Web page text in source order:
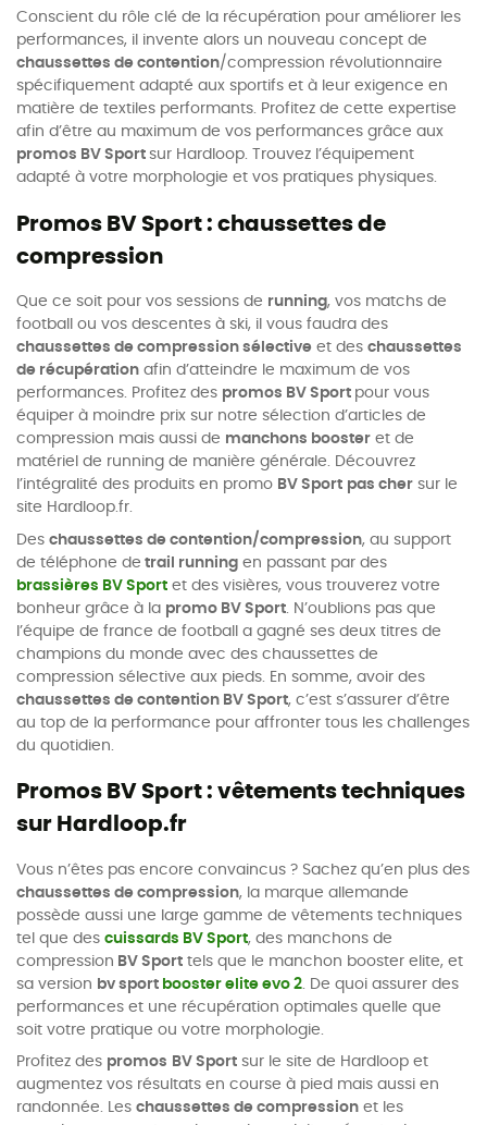
Conscient du rôle clé de la récupération pour améliorer les
performances, il invente alors un nouveau concept de
chaussettes de contention/compression révolutionnaire
spécifiquement adapté aux sportifs et à leur exigence en
matière de textiles performants. Profitez de cette expertise
afin d’être au maximum de vos performances grâce aux
promos BV Sport sur Hardloop. Trouvez l’équipement
adapté à votre morphologie et vos pratiques physiques.
Promos BV Sport : chaussettes de
compression
Que ce soit pour vos sessions de running, vos matchs de
football ou vos descentes à ski, il vous faudra des
chaussettes de compression sélective et des chaussettes
de récupération afin d’atteindre le maximum de vos
performances. Profitez des promos BV Sport pour vous
équiper à moindre prix sur notre sélection d’articles de
compression mais aussi de manchons booster et de
matériel de running de manière générale. Découvrez
l’intégralité des produits en promo BV Sport pas cher sur le
site Hardloop.fr.
Des chaussettes de contention/compression, au support
de téléphone de trail running en passant par des
brassières BV Sport et des visières, vous trouverez votre
bonheur grâce à la promo BV Sport . N’oublions pas que
l’équipe de france de football a gagné ses deux titres de
champions du monde avec des chaussettes de
compression sélective aux pieds. En somme, avoir des
chaussettes de contention BV Sport, c’est s’assurer d’être
au top de la performance pour affronter tous les challenges
du quotidien.
Promos BV Sport : vêtements techniques
sur Hardloop.fr
Vous n’êtes pas encore convaincus ? Sachez qu’en plus des
chaussettes de compression, la marque allemande
possède aussi une large gamme de vêtements techniques
tel que des cuissards BV Sport, des manchons de
compression BV Sport tels que le manchon booster elite, et
sa version bv sport booster elite evo 2. De quoi assurer des
performances et une récupération optimales quelle que
soit votre pratique ou votre morphologie.
Profitez des promos BV Sport sur le site de Hardloop et
augmentez vos résultats en course à pied mais aussi en
randonnée. Les chaussettes de compression et les